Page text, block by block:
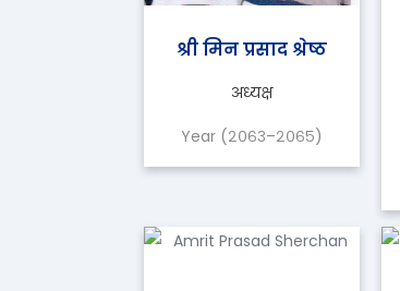
श्री मिन प्रसाद श्रेष्ठ
अध्यक्ष
Year (२०६३–२०६५)